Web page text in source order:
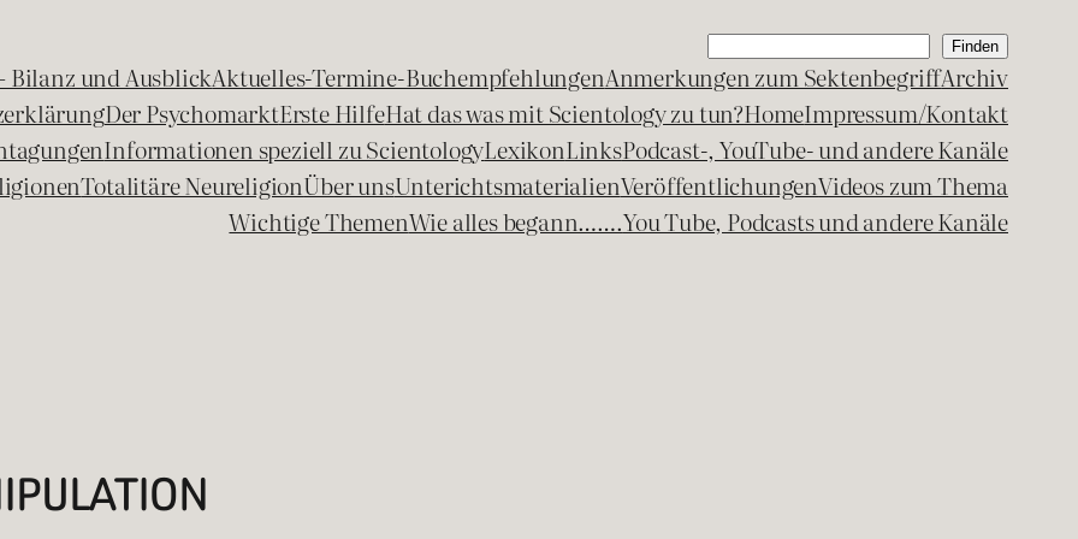
Suchen Finden
Bilanz und AusblickAktuelles-Termine-BuchempfehlungenAnmerkungen zum SektenbegriffArchiv
Der PsychomarktErste HilfeHat das was mit Scientology zu tun?HomeImpressum/Kontakt
Informationen speziell zu ScientologyLexikonLinksPodcast-, YouTube- und andere Kanäle
Totalitäre NeureligionÜber unsUnterichtsmaterialienVeröffentlichungenVideos zum Thema
Wichtige ThemenWie alles begann…….You Tube, Podcasts und andere Kanäle